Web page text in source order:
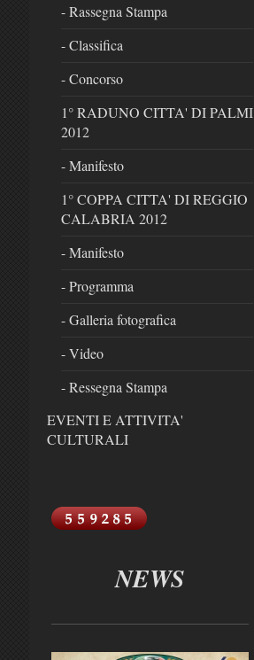
- Rassegna Stampa
- Classifica
- Concorso
1° RADUNO CITTA' DI PALMI
2012
- Manifesto
1° COPPA CITTA' DI REGGIO
CALABRIA 2012
- Manifesto
- Programma
- Galleria fotografica
- Video
- Ressegna Stampa
EVENTI E ATTIVITA'
CULTURALI
NEWS